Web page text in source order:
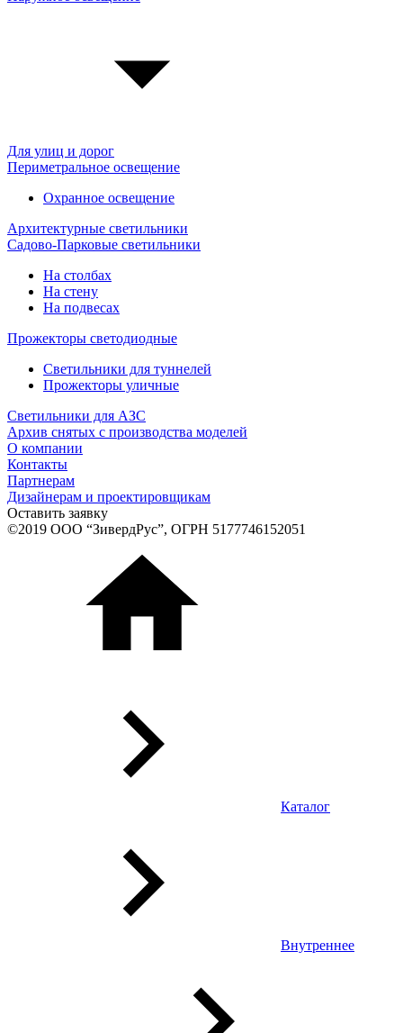
Для улиц и дорог
Периметральное освещение
Охранное освещение
Архитектурные светильники
Садово-Парковые светильники
На столбах
На стену
На подвесах
Прожекторы светодиодные
Светильники для туннелей
Прожекторы уличные
Светильники для АЗС
Архив снятых с производства моделей
О компании
Контакты
Партнерам
Дизайнерам и проектировщикам
Оставить заявку
©2019 ООО “ЗивердРус”, ОГРН 5177746152051
Каталог
Внутреннее